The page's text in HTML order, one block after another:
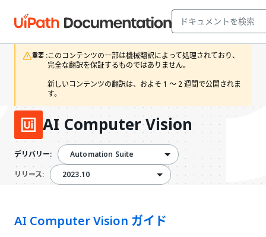
重要 :このコンテンツの一部は機械翻訳によって処理されており、
完全な翻訳を保証するものではありません。
新しいコンテンツの翻訳は、およそ 1 ～ 2 週間で公開されま
す。
AI Computer Vision
デリバリー:
Automation Suite
リリース:2023.102023.10
AI Computer Vision ガイド